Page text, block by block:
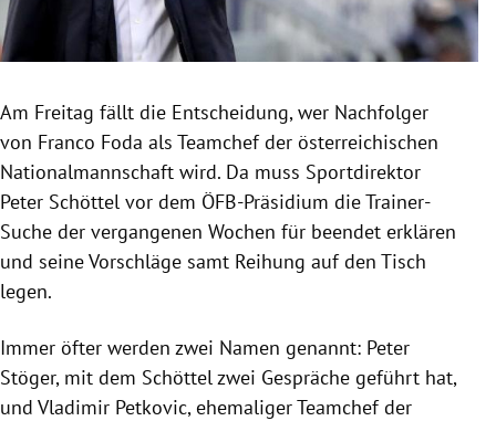
Untermenü
Untermenü
Am Freitag fällt die Entscheidung, wer Nachfolger
von Franco Foda als Teamchef der österreichischen
Nationalmannschaft wird. Da muss Sportdirektor
Peter Schöttel vor dem ÖFB-Präsidium die Trainer-
Suche der vergangenen Wochen für beendet erklären
und seine Vorschläge samt Reihung auf den Tisch
legen.
Immer öfter werden zwei Namen genannt: Peter
Stöger, mit dem Schöttel zwei Gespräche geführt hat,
und Vladimir Petkovic, ehemaliger Teamchef der